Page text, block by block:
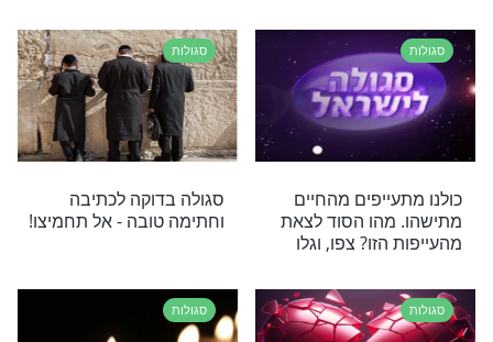
סגולות
שיכולות להשפיע על חייכם